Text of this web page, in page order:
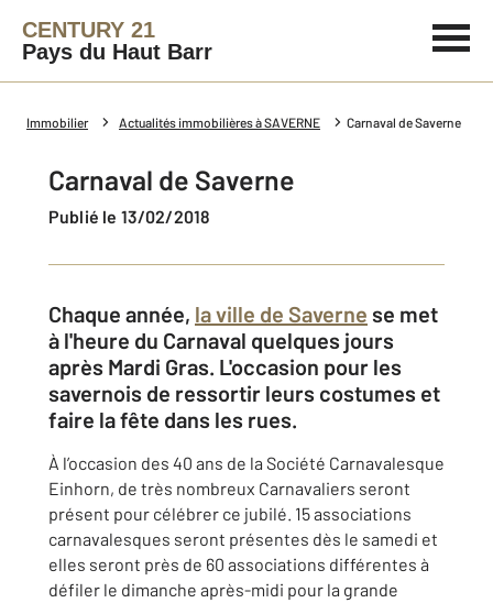
CENTURY 21
Pays du Haut Barr
Immobilier Actualités immobilières à SAVERNE Carnaval de Saverne
Carnaval de Saverne
Publié le 13/02/2018
Chaque année, la ville de Saverne se met
à l'heure du Carnaval quelques jours
après Mardi Gras. L'occasion pour les
savernois de ressortir leurs costumes et
faire la fête dans les rues.
À l’occasion des 40 ans de la Société Carnavalesque
Einhorn, de très nombreux Carnavaliers seront
présent pour célébrer ce jubilé. 15 associations
carnavalesques seront présentes dès le samedi et
elles seront près de 60 associations différentes à
défiler le dimanche après-midi pour la grande